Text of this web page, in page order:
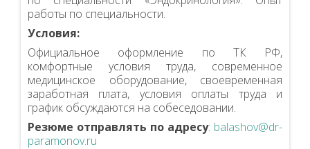
работы по специальности.
Условия:
Официальное оформление по ТК РФ,
комфортные условия труда, современное
медицинское оборудование, своевременная
заработная плата, условия оплаты труда и
график обсуждаются на собеседовании.
Резюме отправлять по адресу: balashov@dr-
paramonov.ru